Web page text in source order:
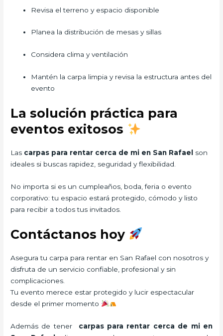
Revisa el terreno y espacio disponible
Planea la distribución de mesas y sillas
Considera clima y ventilación
Mantén la carpa limpia y revisa la estructura antes del
evento
La solución práctica para
eventos exitosos
Las carpas para rentar cerca de mi en San Rafael son
ideales si buscas rapidez, seguridad y flexibilidad.
No importa si es un cumpleaños, boda, feria o evento
corporativo: tu espacio estará protegido, cómodo y listo
para recibir a todos tus invitados.
Contáctanos hoy
Asegura tu carpa para rentar en San Rafael con nosotros y
disfruta de un servicio confiable, profesional y sin
complicaciones.
Tu evento merece estar protegido y lucir espectacular
desde el primer momento
Además de tener carpas para rentar cerca de mi en